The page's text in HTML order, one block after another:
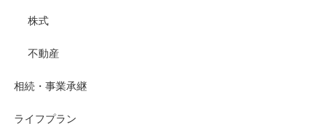
株式
不動産
相続・事業承継
ライフプラン